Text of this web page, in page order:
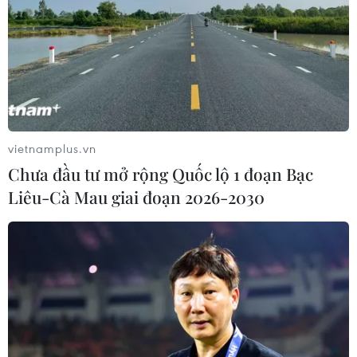
Sở hữu trí tuệ
Quy định sử dụng
RSS
Hỗ trợ
Ngôn ngữ
TTXVN
Dịch vụ tin
Quảng cáo
Liên hệ
Giấy phép số: 1374/GP-BTTTT do Bộ Thông tin và Truyền thông
cấp ngày 11/9/2008.
Quảng cáo: Phó TBT Nguyễn Thị Tám: 093.5958688, Email:
tamvna@gmail.com
Điện thoại: (024) 39411349 - (024) 39411348, Fax: (024)
vietnamplus.vn
Chưa đầu tư mở rộng Quốc lộ 1 đoạn Bạc
Liêu-Cà Mau giai đoạn 2026-2030